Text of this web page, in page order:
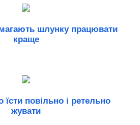
шлунку працювати
краще
повільно і ретельно
жувати